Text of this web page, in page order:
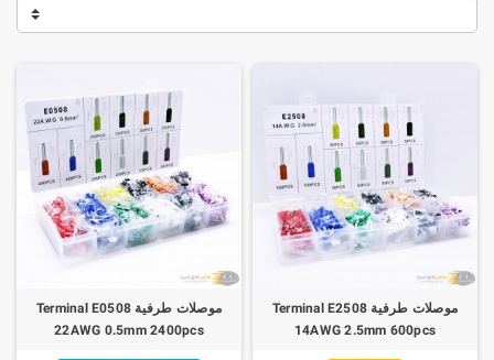
موصلات طرفية Terminal E2508
14AWG 2.5mm 600pcs
موصلات طرفية Terminal E0508
22AWG 0.5mm 2400pcs